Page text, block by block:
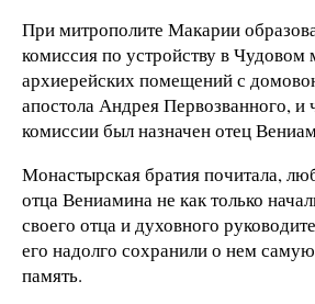
При митрополите Макарии
комиссия по устройству в Чудовом
архиерейских помещений с
апостола Андрея Первозванного, и
комиссии был назначен отец
Монастырская братия почитала,
отца Вениамина не как только
своего отца и духовного
его надолго сохранили о нем
память.